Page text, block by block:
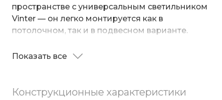
пространстве с универсальным светильником
Vinter — он легко монтируется как в
потолочном, так и в подвесном варианте.
рассеивают свет, создавая деликатные
Показать все
Конструкционные характеристики